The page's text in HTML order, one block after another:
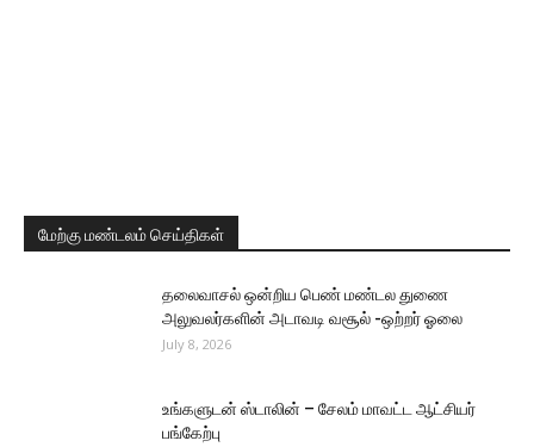
மேற்கு மண்டலம் செய்திகள்
தலைவாசல் ஒன்றிய பெண் மண்டல துணை
அலுவலர்களின் அடாவடி வசூல் -ஒற்றர் ஓலை
July 8, 2026
உங்களுடன் ஸ்டாலின் – சேலம் மாவட்ட ஆட்சியர்
பங்கேற்பு